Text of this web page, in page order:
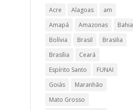
Acre Alagoas
am
Amapá
Amazonas
Bahia
Bolívia
Brasil
Brasilia
Brasília
Ceará
Espírito Santo
FUNAI
Goiás
Maranhão
Mato Grosso